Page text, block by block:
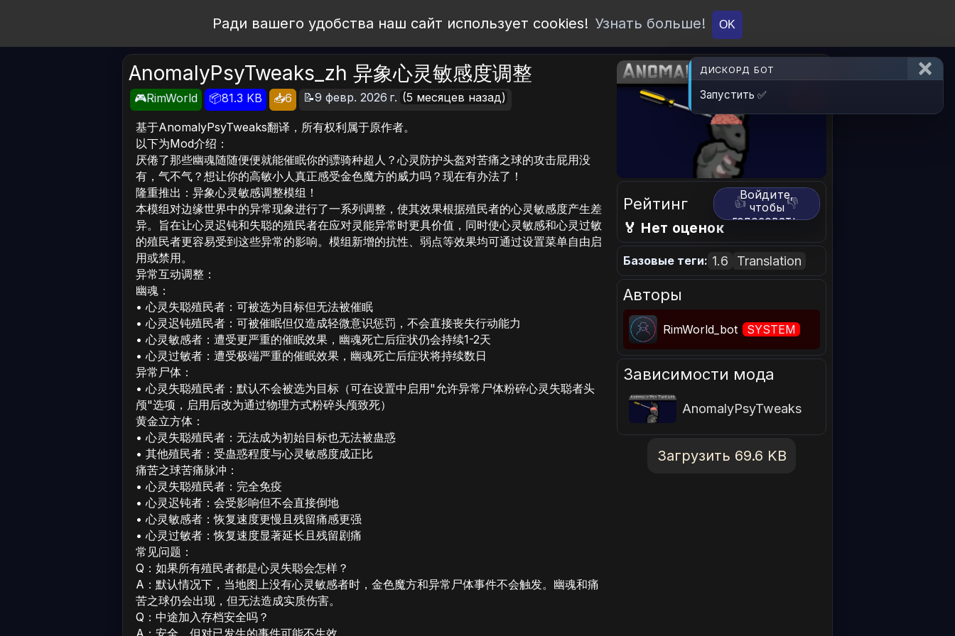
Ради вашего удобства наш сайт использует cookies! Узнать больше! OK
AnomalyPsyTweaks_zh 异象心灵敏感度调整
🎮RimWorld 📦81.3 KB 📥6 📝9 февр. 2026 г. (5 месяцев назад)
基于AnomalyPsyTweaks翻译，所有权利属于原作者。
以下为Mod介绍：
厌倦了那些幽魂随随便便就能催眠你的骠骑种超人？心灵防护头盔对苦痛之球的攻击屁用没
有，气不气？想让你的高敏小人真正感受金色魔方的威力吗？现在有办法了！
隆重推出：异象心灵敏感调整模组！
本模组对边缘世界中的异常现象进行了一系列调整，使其效果根据殖民者的心灵敏感度产生差
异。旨在让心灵迟钝和失聪的殖民者在应对灵能异常时更具价值，同时使心灵敏感和心灵过敏
的殖民者更容易受到这些异常的影响。模组新增的抗性、弱点等效果均可通过设置菜单自由启
用或禁用。
异常互动调整：
幽魂：
• 心灵失聪殖民者：可被选为目标但无法被催眠
• 心灵迟钝殖民者：可被催眠但仅造成轻微意识惩罚，不会直接丧失行动能力
• 心灵敏感者：遭受更严重的催眠效果，幽魂死亡后症状仍会持续1-2天
• 心灵过敏者：遭受极端严重的催眠效果，幽魂死亡后症状将持续数日
异常尸体：
• 心灵失聪殖民者：默认不会被选为目标（可在设置中启用"允许异常尸体粉碎心灵失聪者头
颅"选项，启用后改为通过物理方式粉碎头颅致死）
黄金立方体：
• 心灵失聪殖民者：无法成为初始目标也无法被蛊惑
• 其他殖民者：受蛊惑程度与心灵敏感度成正比
痛苦之球苦痛脉冲：
• 心灵失聪殖民者：完全免疫
• 心灵迟钝者：会受影响但不会直接倒地
• 心灵敏感者：恢复速度更慢且残留痛感更强
• 心灵过敏者：恢复速度显著延长且残留剧痛
常见问题：
Q：如果所有殖民者都是心灵失聪会怎样？
A：默认情况下，当地图上没有心灵敏感者时，金色魔方和异常尸体事件不会触发。幽魂和痛
苦之球仍会出现，但无法造成实质伤害。
Q：中途加入存档安全吗？
A：安全，但对已发生的事件可能不生效。
Рейтинг 👍 👎
Войдите,
чтобы
голосовать.
🏅 Нет оценок
Базовые теги: 1.6 Translation
Авторы
RimWorld_bot SYSTEM
Зависимости мода
AnomalyPsyTweaks
Загрузить 69.6 KB
ДИСКОРД БОТ
Запустить ✅